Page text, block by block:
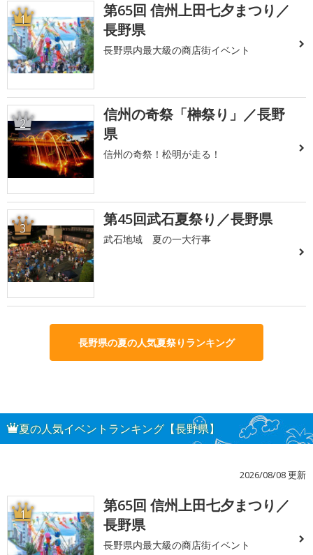
1
第65回 信州上田七夕まつり／
長野県
長野県内最大級の商店街イベント
2
信州の奇祭「榊祭り」／長野
県
信州の奇祭！松明が走る！
3 第45回武石夏祭り／長野県
武石地域 夏の一大行事
長野県の夏の人気夏祭りランキング
夏の人気イベントランキング【長野県】
2026/08/08 更新
1
第65回 信州上田七夕まつり／
長野県
長野県内最大級の商店街イベント